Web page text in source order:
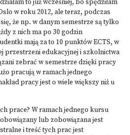
to już wcześniej, bo spędziłam
w roku 2012, ale teraz, podczas
że np. w danym semestrze są tylko
z nich ma po 30 godzin
mają za to 10 punktów ECTS, w
przestrzeni edukacyjnej i szkolnictwa
zebrać w semestrze dzięki pracy
pracują w ramach jednego
pracy jest o wiele większy niż u
prace? W ramach jednego kursu
lub zobowiązana jest
i treść tych prac jest